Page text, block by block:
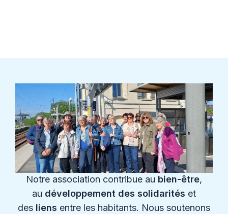
Notre association contribue au bien-être,
au développement des solidarités et
des liens entre les habitants. Nous soutenons